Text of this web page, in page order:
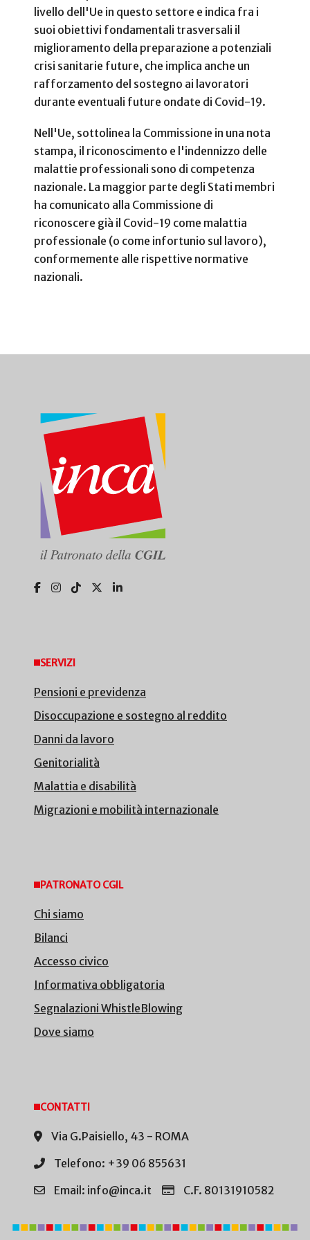
livello dell'Ue in questo settore e indica fra i
suoi obiettivi fondamentali trasversali il
miglioramento della preparazione a potenziali
crisi sanitarie future, che implica anche un
rafforzamento del sostegno ai lavoratori
durante eventuali future ondate di Covid-19.
Nell'Ue, sottolinea la Commissione in una nota
stampa, il riconoscimento e l'indennizzo delle
malattie professionali sono di competenza
nazionale. La maggior parte degli Stati membri
ha comunicato alla Commissione di
riconoscere già il Covid-19 come malattia
professionale (o come infortunio sul lavoro),
conformemente alle rispettive normative
nazionali.
SERVIZI
Pensioni e previdenza
Disoccupazione e sostegno al reddito
Danni da lavoro
Genitorialità
Malattia e disabilità
Migrazioni e mobilità internazionale
PATRONATO CGIL
Chi siamo
Bilanci
Accesso civico
Informativa obbligatoria
Segnalazioni WhistleBlowing
Dove siamo
CONTATTI
Via G.Paisiello, 43 - ROMA
Telefono: +39 06 855631
Email: info@inca.it
C.F. 80131910582